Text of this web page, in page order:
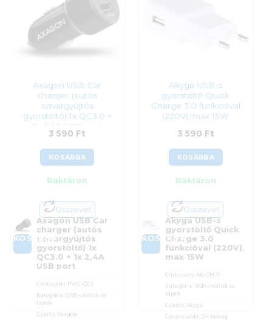
Axagon USB Car
charger (autós
szivargyújtós
gyorstöltő) 1x QC3.0 +
1x 2,4A USB port
3 590 Ft
KOSÁRBA
Raktáron
Összevet
KOSÁRBA
Axagon USB Car
charger (autós
szivargyújtós
gyorstöltő) 1x
QC3.0 + 1x 2,4A
USB port
Cikkszám: PWC-QC5
Kategória: USB-s töltők és
tápok
Gyártó: Axagon
Akyga USB-s
gyorstöltő Quick
Charge 3.0 funkcióval
(220V), max 15W
3 590 Ft
KOSÁRBA
Raktáron
Összevet
KOSÁRBA
Akyga USB-s
gyorstöltő Quick
Charge 3.0
funkcióval (220V),
max 15W
Cikkszám: AK-CH-11
Kategória: USB-s töltők és
tápok
Gyártó: Akyga
Garanciaidő: 24 hónap